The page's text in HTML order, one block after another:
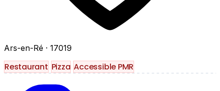
Ars-en-Ré · 17019
Restaurant Pizza Accessible PMR